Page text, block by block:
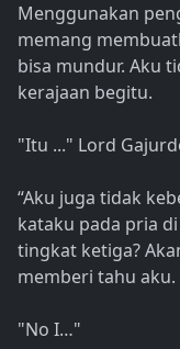
Menggunakan
memang
bisa mundur. Aku
kerajaan begitu.
"Itu ..." Lord
“Aku juga tidak
kataku pada pria
tingkat ketiga?
memberi tahu aku.
"No I…"